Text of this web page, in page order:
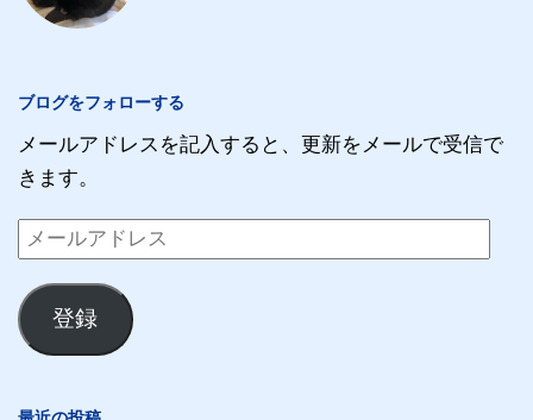
ブログをフォローする
メールアドレスを記入すると、更新をメールで受信で
きます。
メ
ー
ル
ア
登録